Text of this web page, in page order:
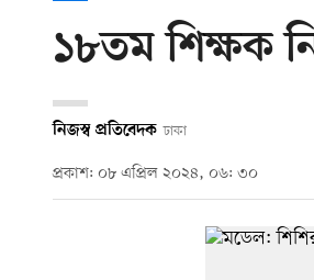
১৮তম শিক্ষক
নিজস্ব প্রতিবেদক ঢাকা
প্রকাশ: ০৮ এপ্রিল ২০২৪, ০৬: ৩০